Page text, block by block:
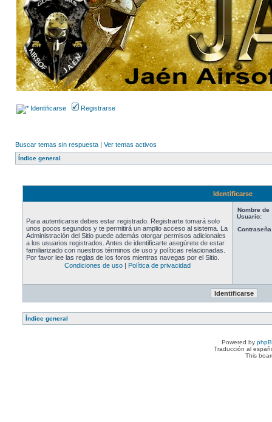
Identificarse Registrarse
Buscar temas sin respuesta | Ver temas activos
Índice general
Identificarse
Para autenticarse debes estar registrado. Registrarte tomará solo
unos pocos segundos y te permitirá un amplio acceso al sistema. La
Administración del Sitio puede además otorgar permisos adicionales
a los usuarios registrados. Antes de identificarte asegúrete de estar
familiarizado con nuestros términos de uso y políticas relacionadas.
Por favor lee las reglas de los foros mientras navegas por el Sitio.
Condiciones de uso | Política de privacidad
Nombre de
Usuario:
Índice general
Powered by
Traducción al
This